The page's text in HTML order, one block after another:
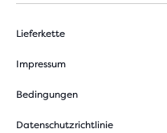
Lieferkette
Impressum
Bedingungen
Datenschutzrichtlinie